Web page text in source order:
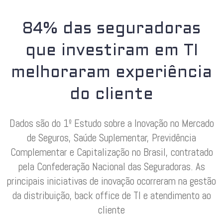
84% das seguradoras
que investiram em TI
melhoraram experiência
do cliente
Dados são do 1º Estudo sobre a Inovação no Mercado
de Seguros, Saúde Suplementar, Previdência
Complementar e Capitalização no Brasil, contratado
pela Confederação Nacional das Seguradoras. As
principais iniciativas de inovação ocorreram na gestão
da distribuição, back office de TI e atendimento ao
cliente